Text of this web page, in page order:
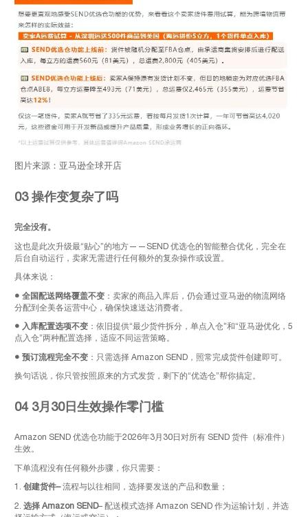
图片来源：亚马逊全球开店
03操作变复杂了吗
完全没有。
这也是此次升级最“贴心”的地方——SEND 优选仓的智能整合优化，完全在
后台自动运行，卖家无需进行任何额外的复杂操作或设置。
具体来说：
● 全国配送网络覆盖不变 ：卖家的商品入库后，仍会通过亚马逊的物流网络
分配到全美各运营中心，确保快速送达消费者。
● 入库配置选项不变 ：依旧提供“最少货件拆分，单点入仓”和“亚马逊优化，5
点入仓”两种配置选择，适应不同运营策略。
● 预订流程完全不变 ：只需选择 Amazon SEND，照常完成货件创建即可。
换句话说，你只管按照原来的方式发货，剩下的“优选仓”帮你搞定。
04 3月30日生效操作零门槛
Amazon SEND 优选仓功能于2026年3月30日对所有 SEND 货件（标准件）
生效。
下单流程没有任何额外步骤，你只需要：
1. 创建货件–流程与以往相同，选择要发送的产品和数量；
2. 选择 Amazon SEND– 配送模式选择 Amazon SEND 作为运输计划，并选